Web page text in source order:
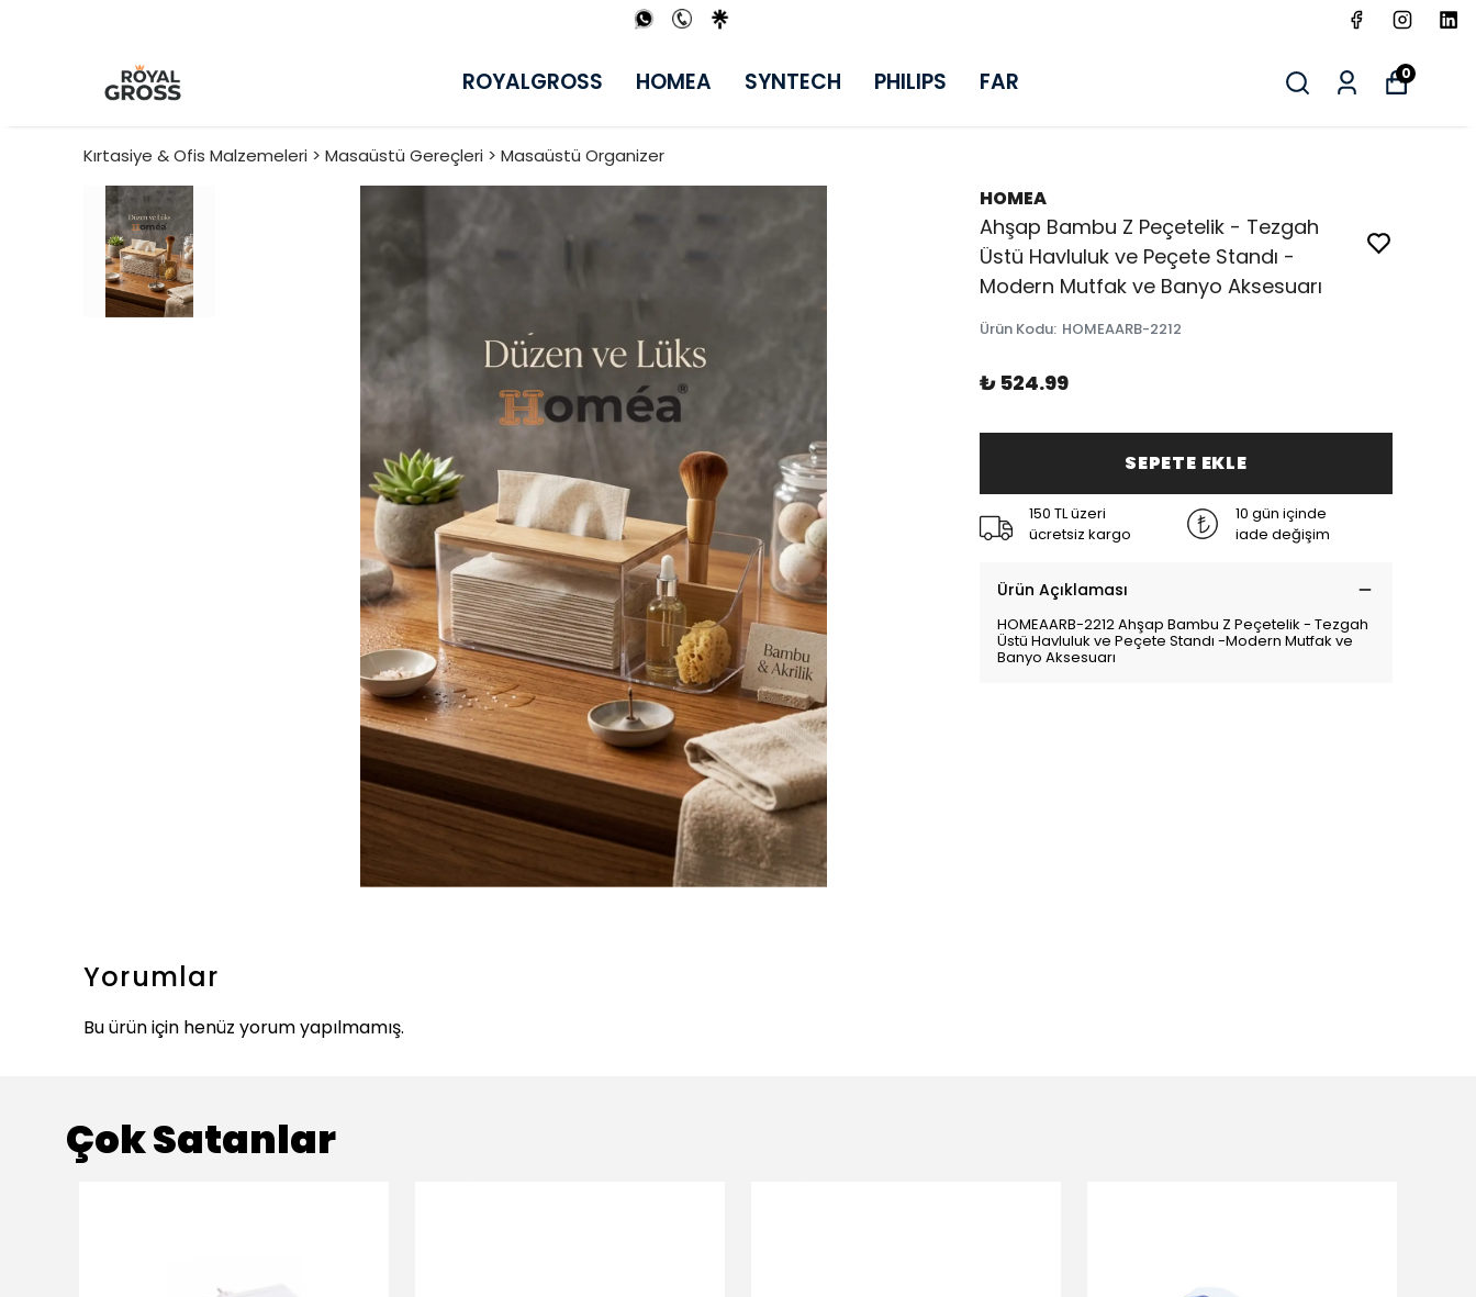
ROYALGROSS HOMEA SYNTECH PHILIPS FAR 0
Kırtasiye & Ofis Malzemeleri > Masaüstü Gereçleri > Masaüstü Organizer
HOMEA
Ahşap Bambu Z Peçetelik - Tezgah
Üstü Havluluk ve Peçete Standı -
Modern Mutfak ve Banyo Aksesuarı
Ürün Kodu: HOMEAARB-2212
₺ 524.99
SEPETE EKLE
150 TL üzeri
ücretsiz kargo
10 gün içinde
iade değişim
Ürün Açıklaması
HOMEAARB-2212 Ahşap Bambu Z Peçetelik - Tezgah
Üstü Havluluk ve Peçete Standı -Modern Mutfak ve
Banyo Aksesuarı
Yorumlar
Bu ürün için henüz yorum yapılmamış.
Çok Satanlar